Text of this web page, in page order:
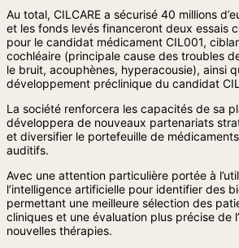
Au total, CILCARE a sécurisé 40 millions
et les fonds levés financeront deux essais
pour le candidat médicament CIL001,
cochléaire (principale cause des troubles
le bruit, acouphènes, hyperacousie), ainsi
développement préclinique du candidat
La société renforcera les capacités de sa
développera de nouveaux partenariats
et diversifier le portefeuille de
auditifs.
Avec une attention particulière portée à
l’intelligence artificielle pour identifier des
permettant une meilleure sélection des
cliniques et une évaluation plus précise de
nouvelles thérapies.